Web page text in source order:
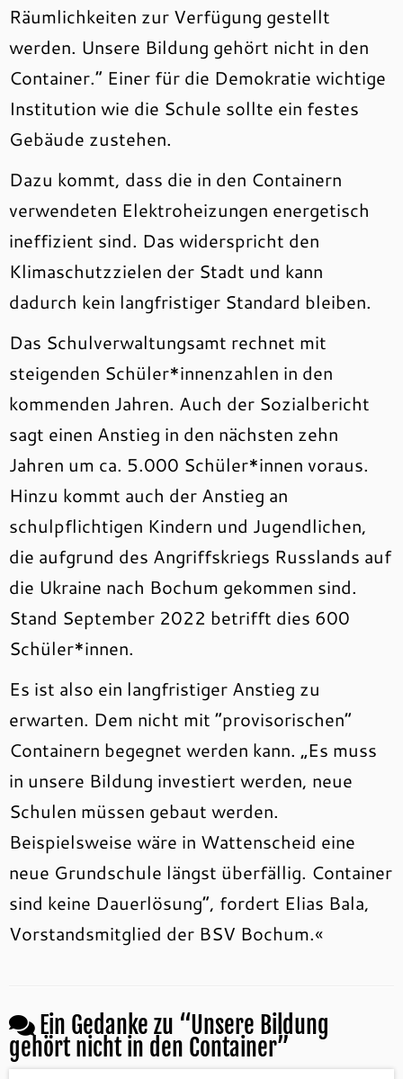
Räumlichkeiten zur Verfügung gestellt
werden. Unsere Bildung gehört nicht in den
Container.” Einer für die Demokratie wichtige
Institution wie die Schule sollte ein festes
Gebäude zustehen.
Dazu kommt, dass die in den Containern
verwendeten Elektroheizungen energetisch
ineffizient sind. Das widerspricht den
Klimaschutzzielen der Stadt und kann
dadurch kein langfristiger Standard bleiben.
Das Schulverwaltungsamt rechnet mit
steigenden Schüler*innenzahlen in den
kommenden Jahren. Auch der Sozialbericht
sagt einen Anstieg in den nächsten zehn
Jahren um ca. 5.000 Schüler*innen voraus.
Hinzu kommt auch der Anstieg an
schulpflichtigen Kindern und Jugendlichen,
die aufgrund des Angriffskriegs Russlands auf
die Ukraine nach Bochum gekommen sind.
Stand September 2022 betrifft dies 600
Schüler*innen.
Es ist also ein langfristiger Anstieg zu
erwarten. Dem nicht mit “provisorischen”
Containern begegnet werden kann. „Es muss
in unsere Bildung investiert werden, neue
Schulen müssen gebaut werden.
Beispielsweise wäre in Wattenscheid eine
neue Grundschule längst überfällig. Container
sind keine Dauerlösung”, fordert Elias Bala,
Vorstandsmitglied der BSV Bochum.«
Ein Gedanke zu “Unsere Bildung
gehört nicht in den Container”